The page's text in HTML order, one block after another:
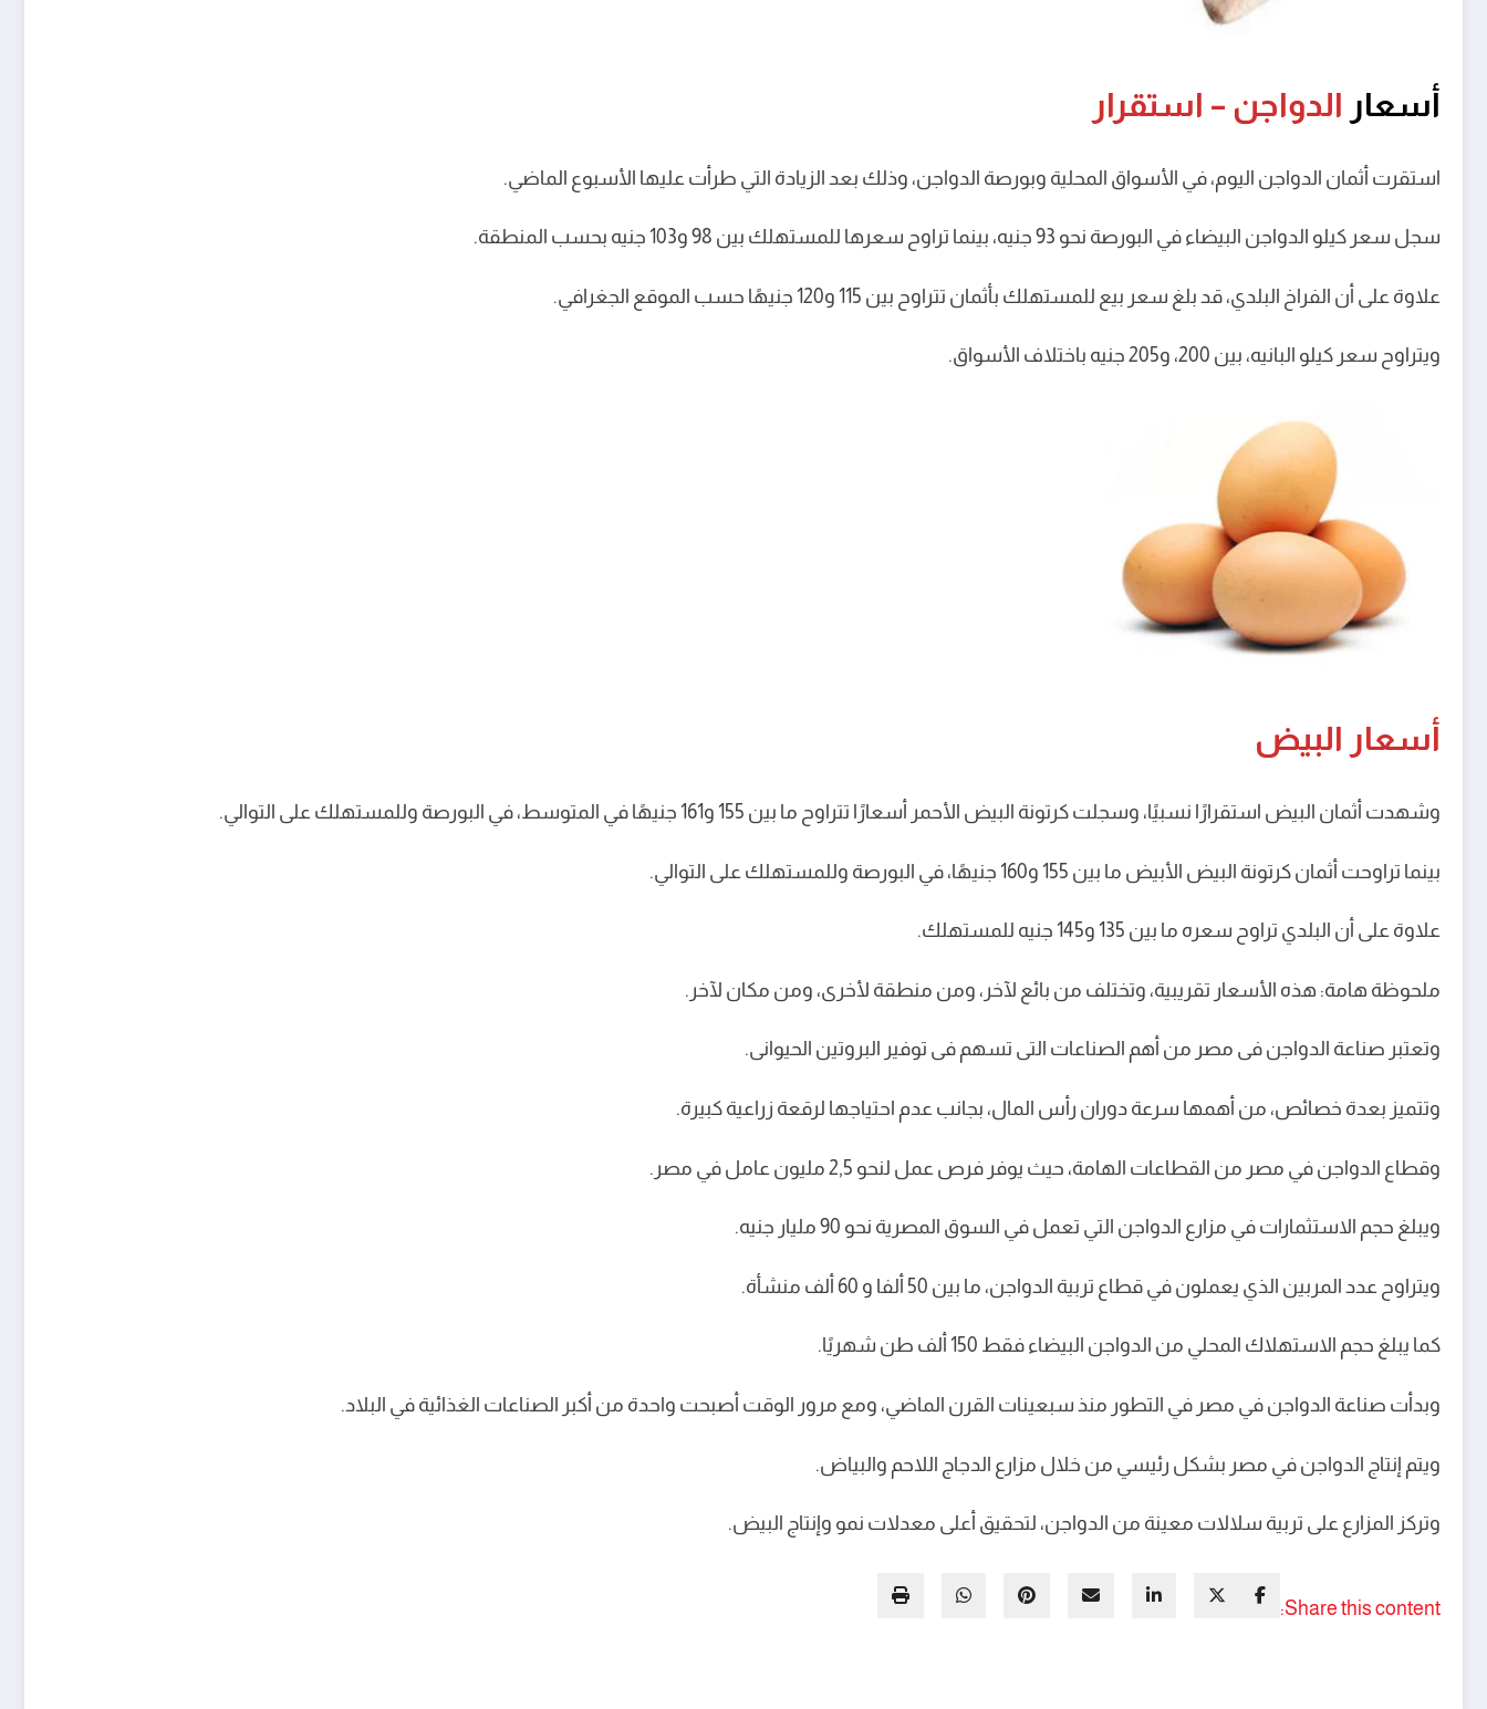
أسعار الدواجن – استقرار
استقرت أثمان الدواجن اليوم، في الأسواق المحلية وبورصة الدواجن، وذلك بعد الزيادة التي طرأت عليها الأسبوع الماضي.
سجل سعر كيلو الدواجن البيضاء في البورصة نحو 93 جنيه، بينما تراوح سعرها للمستهلك بين 98 و103 جنيه بحسب المنطقة.
علاوة على أن الفراخ البلدي، قد بلغ سعر بيع للمستهلك بأثمان تتراوح بين 115 و120 جنيهًا حسب الموقع الجغرافي.
ويتراوح سعر كيلو البانيه، بين 200، و205 جنيه باختلاف الأسواق.
أسعار البيض
وشهدت أثمان البيض استقرارًا نسبيًا، وسجلت كرتونة البيض الأحمر أسعارًا تتراوح ما بين 155 و161 جنيهًا في المتوسط، في البورصة وللمستهلك على التوالي.
بينما تراوحت أثمان كرتونة البيض الأبيض ما بين 155 و160 جنيهًا، في البورصة وللمستهلك على التوالي.
علاوة على أن البلدي تراوح سعره ما بين 135 و145 جنيه للمستهلك.
ملحوظة هامة: هذه الأسعار تقريبية، وتختلف من بائع لآخر، ومن منطقة لأخرى، ومن مكان لآخر.
وتعتبر صناعة الدواجن فى مصر من أهم الصناعات التى تسهم فى توفير البروتين الحيوانى.
وتتميز بعدة خصائص، من أهمها سرعة دوران رأس المال، بجانب عدم احتياجها لرقعة زراعية كبيرة.
وقطاع الدواجن في مصر من القطاعات الهامة، حيث يوفر فرص عمل لنحو 2,5 مليون عامل في مصر.
ويبلغ حجم الاستثمارات في مزارع الدواجن التي تعمل في السوق المصرية نحو 90 مليار جنيه.
ويتراوح عدد المربين الذي يعملون في قطاع تربية الدواجن، ما بين 50 ألفا و 60 ألف منشأة.
كما يبلغ حجم الاستهلاك المحلي من الدواجن البيضاء فقط 150 ألف طن شهريًا.
وبدأت صناعة الدواجن في مصر في التطور منذ سبعينات القرن الماضي، ومع مرور الوقت أصبحت واحدة من أكبر الصناعات الغذائية في البلاد.
ويتم إنتاج الدواجن في مصر بشكل رئيسي من خلال مزارع الدجاج اللاحم والبياض.
وتركز المزارع على تربية سلالات معينة من الدواجن، لتحقيق أعلى معدلات نمو وإنتاج البيض.
Share this content: